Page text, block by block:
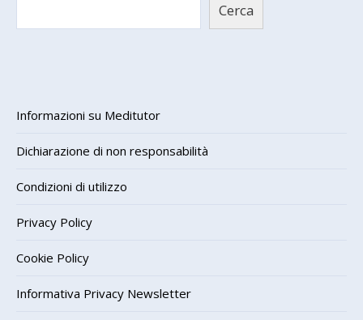
Cerca
Informazioni su Meditutor
Dichiarazione di non responsabilità
Condizioni di utilizzo
Privacy Policy
Cookie Policy
Informativa Privacy Newsletter